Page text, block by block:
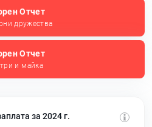
Отчет
дружества
Отчет
и майка
за 2024 г.